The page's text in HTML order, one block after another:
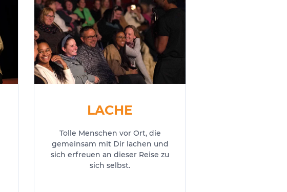
LACHE
Tolle Menschen vor Ort, die
gemeinsam mit Dir lachen und
sich erfreuen an dieser Reise zu
sich selbst.